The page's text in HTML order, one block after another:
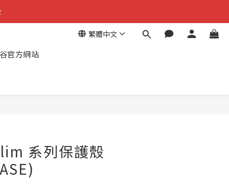
繁體中文
官方網站
系列保護殼